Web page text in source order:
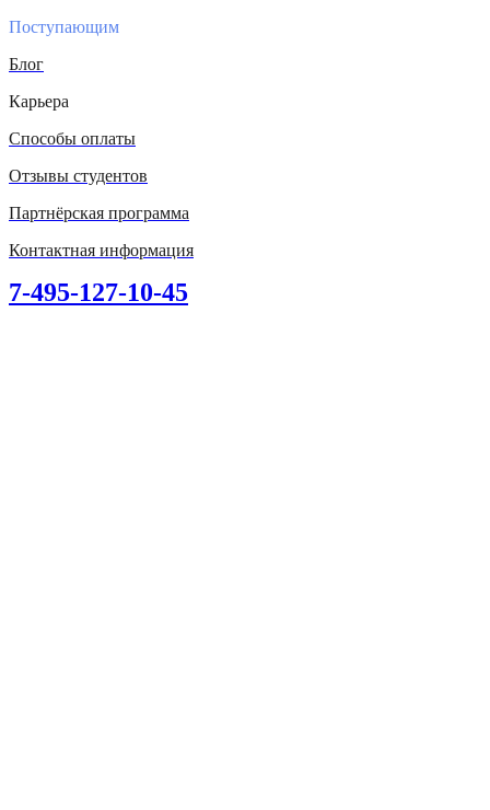
Поступающим
Блог
Карьера
Способы оплаты
Отзывы студентов
Партнёрская программа
Контактная информация
7-495-127-10-45